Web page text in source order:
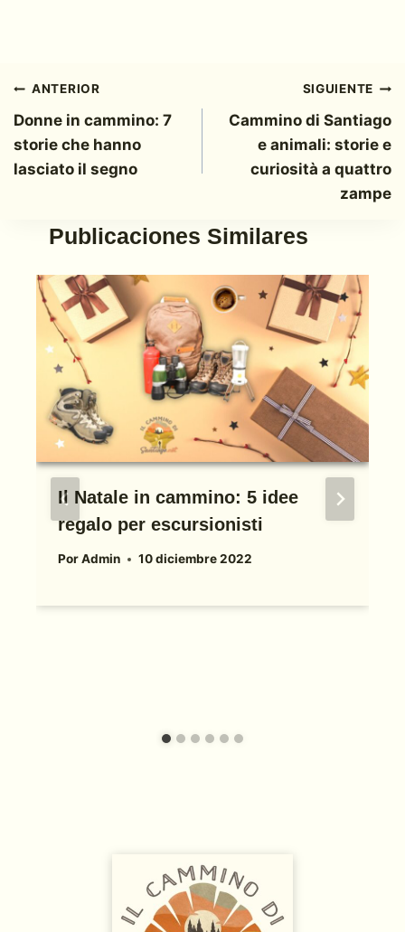
Navegación
de
entradas
ANTERIOR
Donne in cammino: 7
storie che hanno
lasciato il segno
SIGUIENTE
Cammino di Santiago
e animali: storie e
curiosità a quattro
zampe
Publicaciones Similares
Il Natale in cammino: 5 idee
regalo per escursionisti
PorAdmin 10 diciembre 2022